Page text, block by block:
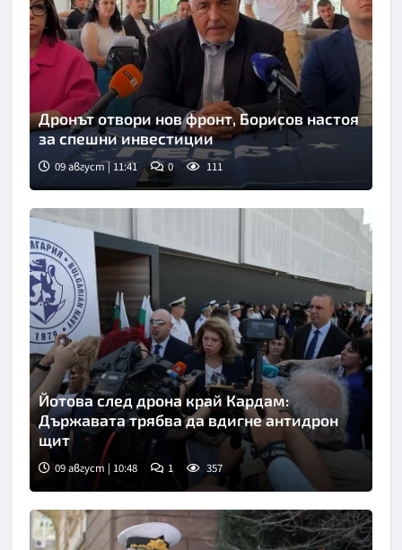
Дронът отвори нов фронт, Борисов настоя
за спешни инвестиции
09 август | 11:41 0 111
Снимка: БТА
Йотова след дрона край Кардам:
Държавата трябва да вдигне антидрон
щит
09 август | 10:48 1 357